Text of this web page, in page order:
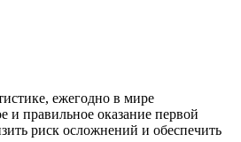
ежегодно в мире
и правильное оказание первой
риск осложнений и обеспечить